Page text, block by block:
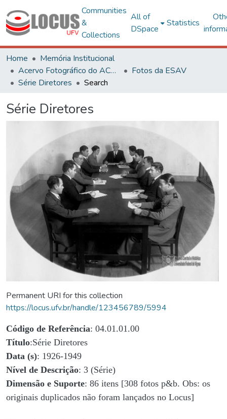
Communities
&
Collections
All of
DSpace
Statistics
Home
Memória Institucional
Acervo Fotográfico do ACH-UFV
Fotos da ESAV
Série Diretores
Search
Série Diretores
Permanent URI for this collection
https://locus.ufv.br/handle/123456789/5994
Código de Referência: 04.01.01.00
Título:Série Diretores
Data (s): 1926-1949
Nível de Descrição: 3 (Série)
Dimensão e Suporte: 86 itens [308 fotos p&b. Obs: os
originais duplicados não foram lançados no Locus]